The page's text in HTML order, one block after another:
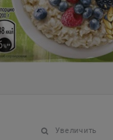
Увеличить